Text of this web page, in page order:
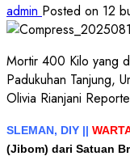
admin Posted on 12
Mortir 400 Kilo yang
Padukuhan Tanjung,
Olivia Rianjani
SLEMAN, DIY ||
(Jibom) dari Satuan